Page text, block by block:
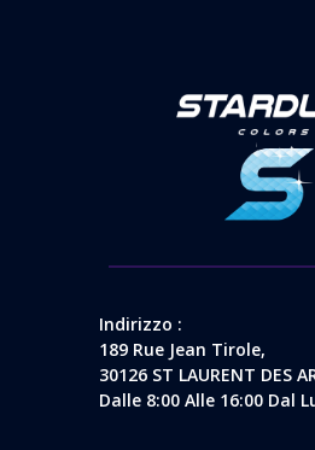
Indirizzo :
189 Rue Jean Tirole,
30126 ST LAURENT DES
Dalle 8:00 Alle 16:00 Dal